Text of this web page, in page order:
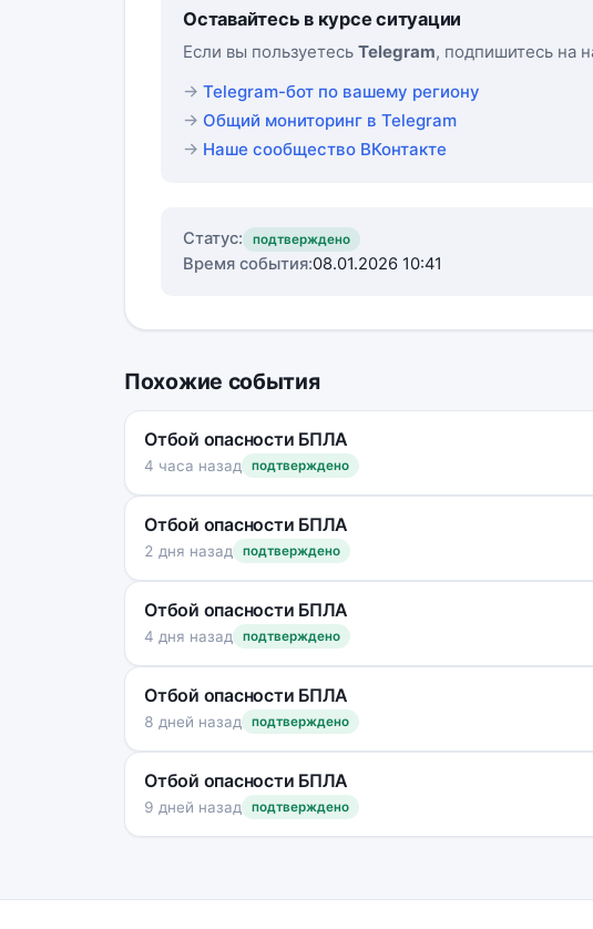
Оставайтесь в курсе ситуации
Если вы пользуетесь Telegram, подпишитесь на
Telegram-бот по вашему региону
Общий мониторинг в Telegram
Наше сообщество ВКонтакте
Статус: подтверждено
Время события:08.01.2026 10:41
Похожие события
Отбой опасности БПЛА
4 часа назад подтверждено
Отбой опасности БПЛА
2 дня назад подтверждено
Отбой опасности БПЛА
4 дня назад подтверждено
Отбой опасности БПЛА
8 дней назад подтверждено
Отбой опасности БПЛА
9 дней назад подтверждено